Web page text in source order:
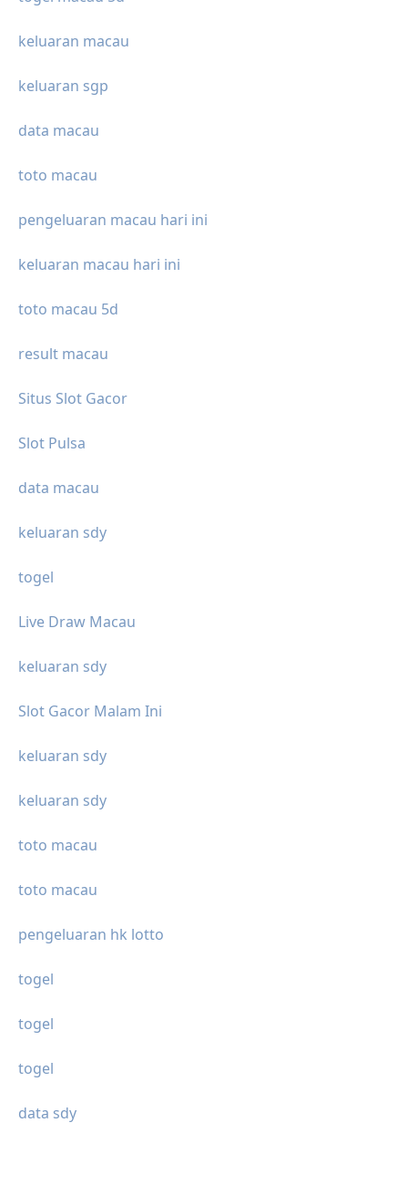
keluaran macau
keluaran sgp
data macau
toto macau
pengeluaran macau hari ini
keluaran macau hari ini
toto macau 5d
result macau
Situs Slot Gacor
Slot Pulsa
data macau
keluaran sdy
togel
Live Draw Macau
keluaran sdy
Slot Gacor Malam Ini
keluaran sdy
keluaran sdy
toto macau
toto macau
pengeluaran hk lotto
togel
togel
togel
data sdy